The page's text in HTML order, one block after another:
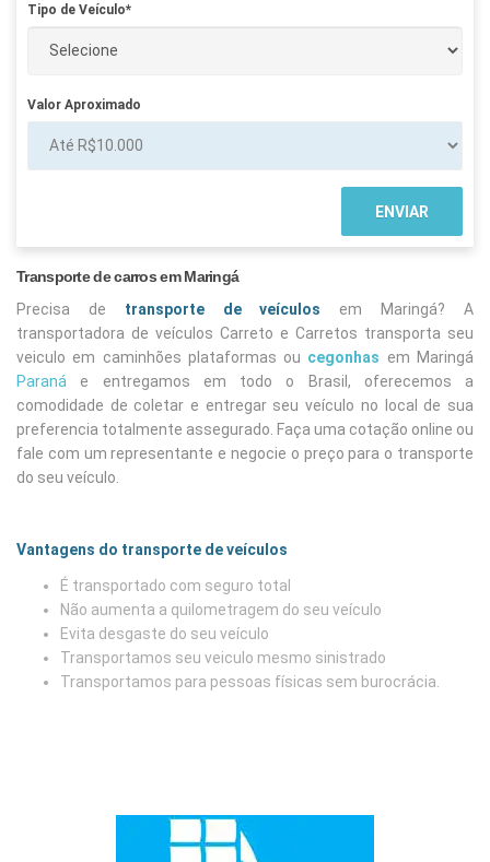
Tipo de Veículo*
Valor Aproximado
Transporte de carros em Maringá
Precisa de transporte de veículos em Maringá? A
transportadora de veículos Carreto e Carretos transporta seu
veiculo em caminhões plataformas ou cegonhas em Maringá
Paraná e entregamos em todo o Brasil, oferecemos a
comodidade de coletar e entregar seu veículo no local de sua
preferencia totalmente assegurado. Faça uma cotação online ou
fale com um representante e negocie o preço para o transporte
do seu veículo.
Vantagens do transporte de veículos
É transportado com seguro total
Não aumenta a quilometragem do seu veículo
Evita desgaste do seu veículo
Transportamos seu veiculo mesmo sinistrado
Transportamos para pessoas físicas sem burocrácia.